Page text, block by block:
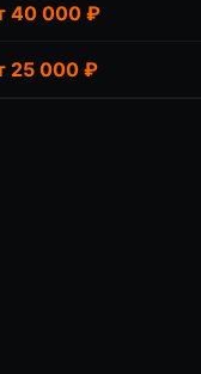
40 000 ₽
25 000 ₽